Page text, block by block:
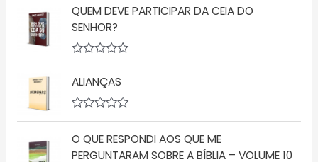
0
d
5
a
l
a
ç
ã
o
0
d
e
5
QUEM DEVE PARTICIPAR DA CEIA DO
SENHOR?
A
a
i
ã
0
ALIANÇAS
A
a
l
O QUE RESPONDI AOS QUE ME
PERGUNTARAM SOBRE A BÍBLIA – VOLUME 10